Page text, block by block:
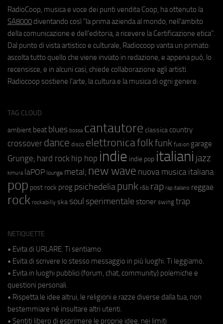
RadioCoop, musica e voce dei punti vendita Coop, ha ottenuto la
SA8000 diventando così "la prima azienda al mondo, nell'ambito
della comunicazione e dell'editoria, a ricevere la Certificazione etica".
Dal punto di vista artistico e culturale, Radiocoop vanta un primato:
ascolta tutto quello che viene inviato in redazione, e appena può, lo
recensisce, e in alcuni casi, chiede collaborazione agli artisti.
Radiocoop sostiene l'arte, la cultura e la musica di ogni genere.
TAG CLOUD
ambient beat blues bossa cantautore classica country
crossover dance disco elettronicafolkfunk fusion garage
Grunge; hard rock hip hop indie indie pop italiani jazz
kimura laPOP lounge metal; new wave nuova musica italiana
pop post rock prog psichedeliapunk r&b rap rap italiano reggae
rock rockabilly ska soul sperimentale stoner swing trap
NETIQUETTE
• Evita di URLARE. Ti sentiamo.
• Evita di scrivere lo stesso messaggio in più luoghi. Ti leggiamo.
• Evita in luoghi pubblici (forum, chat, community) polemiche e
questioni personali.
• Rispetta le idee altrui, le religioni e razze diverse dalla tua, non
bestemmiare né insultare altri utenti.
• Sentiti libero di esprimere le proprie idee, nei limiti